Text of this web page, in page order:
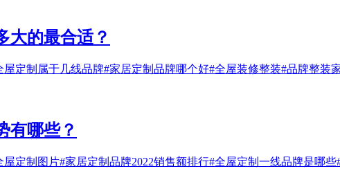
大的最合适？
屋定制属于几线品牌#家居定制品牌哪个好#全屋装修整装#品牌整装
有哪些？
屋定制图片#家居定制品牌2022销售额排行#全屋定制一线品牌是哪些